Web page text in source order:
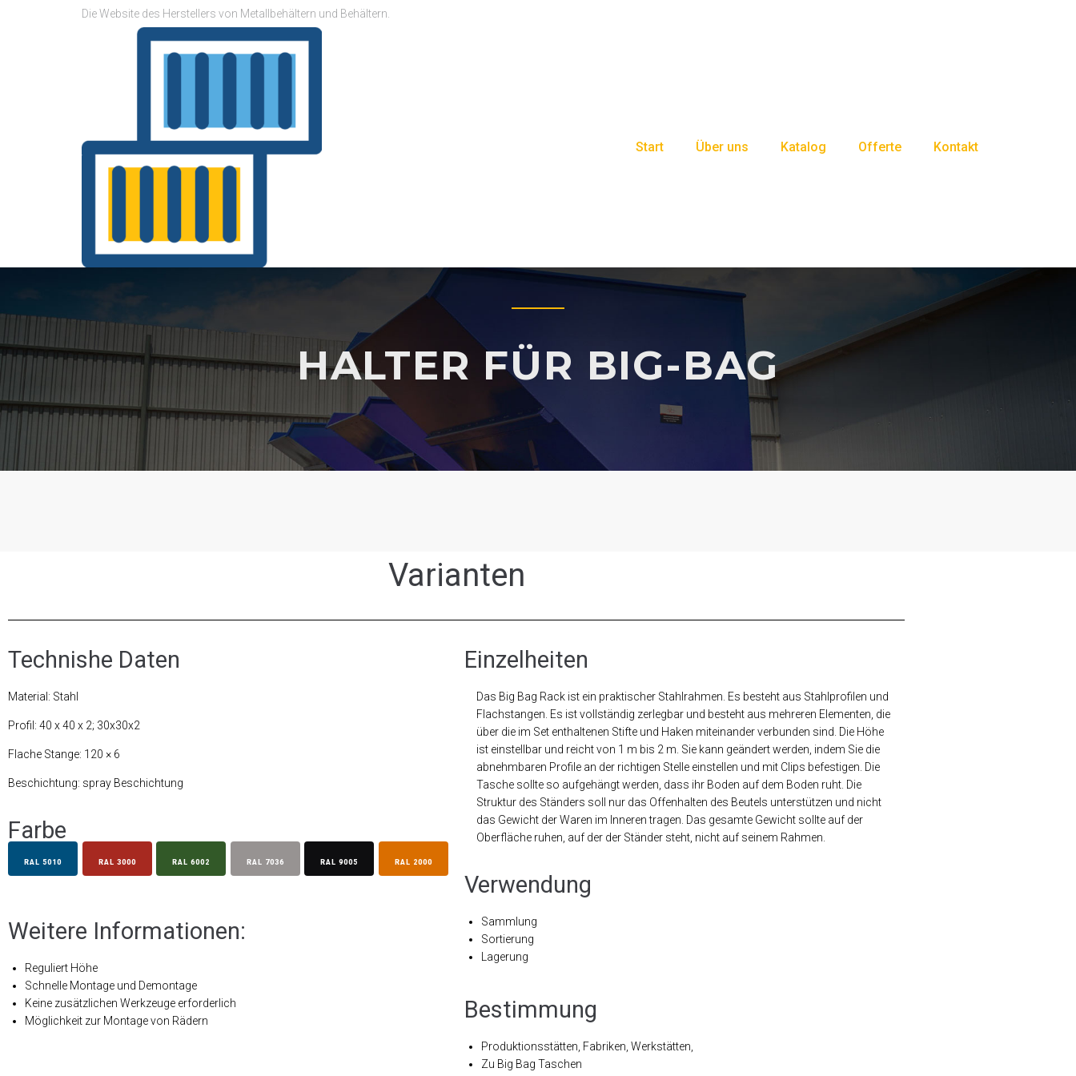
Die Website des Herstellers von Metallbehältern und Behältern.
Start Über uns Katalog Offerte Kontakt
HALTER FÜR BIG-BAG
Varianten
Technishe Daten
Material: Stahl
Profil: 40 x 40 x 2; 30x30x2
Flache Stange: 120 × 6
Beschichtung: spray Beschichtung
Farbe
RAL 5010 RAL 3000 RAL 6002 RAL 7036 RAL 9005 RAL 2000
Weitere Informationen:
Reguliert Höhe
Schnelle Montage und Demontage
Keine zusätzlichen Werkzeuge erforderlich
Möglichkeit zur Montage von Rädern
Einzelheiten
Das Big Bag Rack ist ein praktischer Stahlrahmen. Es besteht aus Stahlprofilen und
Flachstangen. Es ist vollständig zerlegbar und besteht aus mehreren Elementen, die
über die im Set enthaltenen Stifte und Haken miteinander verbunden sind. Die Höhe
ist einstellbar und reicht von 1 m bis 2 m. Sie kann geändert werden, indem Sie die
abnehmbaren Profile an der richtigen Stelle einstellen und mit Clips befestigen. Die
Tasche sollte so aufgehängt werden, dass ihr Boden auf dem Boden ruht. Die
Struktur des Ständers soll nur das Offenhalten des Beutels unterstützen und nicht
das Gewicht der Waren im Inneren tragen. Das gesamte Gewicht sollte auf der
Oberfläche ruhen, auf der der Ständer steht, nicht auf seinem Rahmen.
Verwendung
Sammlung
Sortierung
Lagerung
Bestimmung
Produktionsstätten, Fabriken, Werkstätten,
Zu Big Bag Taschen